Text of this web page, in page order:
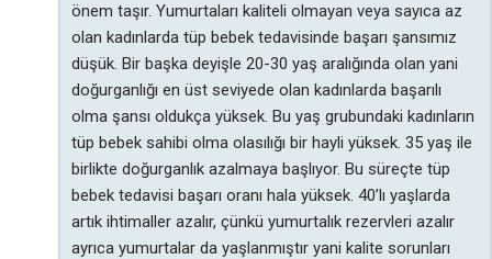
önem taşır. Yumurtaları kaliteli olmayan veya sayıca az
olan kadınlarda tüp bebek tedavisinde başarı şansımız
düşük. Bir başka deyişle 20-30 yaş aralığında olan yani
doğurganlığı en üst seviyede olan kadınlarda başarılı
olma şansı oldukça yüksek. Bu yaş grubundaki kadınların
tüp bebek sahibi olma olasılığı bir hayli yüksek. 35 yaş ile
birlikte doğurganlık azalmaya başlıyor. Bu süreçte tüp
bebek tedavisi başarı oranı hala yüksek. 40’lı yaşlarda
artık ihtimaller azalır, çünkü yumurtalık rezervleri azalır
ayrıca yumurtalar da yaşlanmıştır yani kalite sorunları